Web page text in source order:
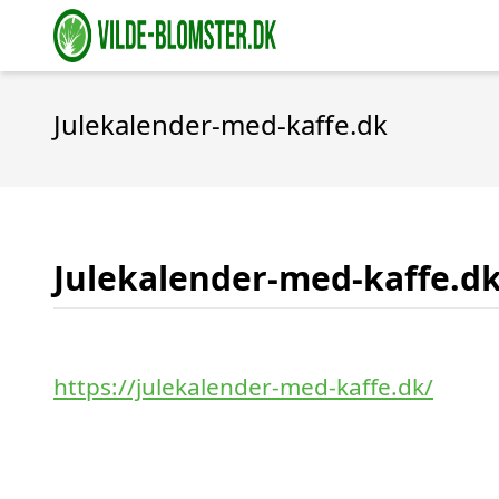
Julekalender-med-kaffe.dk
Julekalender-med-
https://julekalender-med-kaffe.dk/